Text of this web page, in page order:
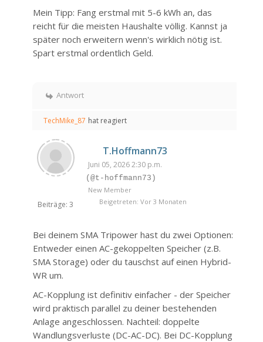
Mein Tipp: Fang erstmal mit 5-6 kWh an, das
reicht für die meisten Haushalte völlig. Kannst ja
später noch erweitern wenn's wirklich nötig ist.
Spart erstmal ordentlich Geld.
Antwort
TechMike_87 hat reagiert
Beiträge: 3
T.Hoffmann73
Juni 05, 2026 2:30 p.m.
(@t-hoffmann73)
New Member
Beigetreten: Vor 3 Monaten
Bei deinem SMA Tripower hast du zwei Optionen:
Entweder einen AC-gekoppelten Speicher (z.B.
SMA Storage) oder du tauschst auf einen Hybrid-
WR um.
AC-Kopplung ist definitiv einfacher - der Speicher
wird praktisch parallel zu deiner bestehenden
Anlage angeschlossen. Nachteil: doppelte
Wandlungsverluste (DC-AC-DC). Bei DC-Kopplung